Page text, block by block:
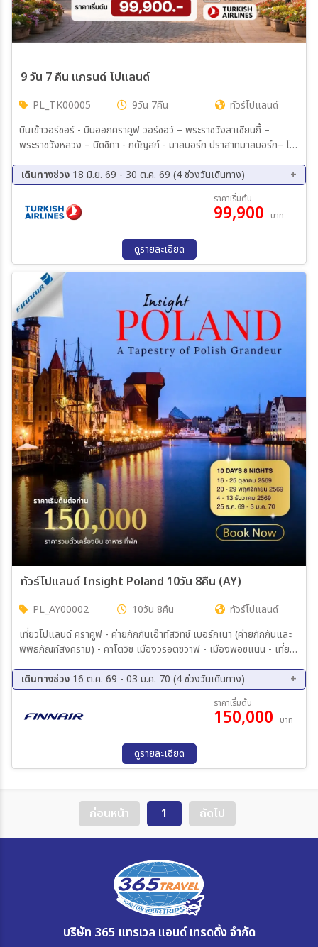
9 วัน 7 คืน แกรนด์ โปแลนด์
PL_TK00005 9วัน 7คืน
ทัวร์โปแลนด์
บินเข้าวอร์ซอร์ - บินออกคราคูฟ วอร์ซอว์ – พระราชวังลาเซียนกี้ –
พระราชวังหลวง – นิดซิกา - กดัญสก์ - มาลบอร์ก ปราสาทมาลบอร์ก– โท
เหมืองเกลือวิลลิกซ์กา - ค่ายกักกันเอาสช์วิตช์
เดินทางช่วง 18 มิ.ย. 69 - 30 ต.ค. 69 (4 ช่วงวันเดินทาง)
17 ก.ย. 69 - 25 ก.ย. 69
15 ต.ค. 69 - 23 ต.ค. 69
22 ต.ค. 69 - 30 ต.ค. 69
ราคาเริ่มต้น
99,900 บาท
ดูรายละเอียด
ทัวร์โปแลนด์ Insight Poland 10วัน 8คืน (AY)
PL_AY00002 10วัน 8คืน
ทัวร์โปแลนด์
เที่ยวโปแลนด์ คราคูฟ - ค่ายกักกันเอ๊าท์สวิทช์ เบอร์กเนา (ค่ายกักกันและ
พิพิธภัณฑ์สงคราม) - คาโตวิช เมืองวรอตซวาฟ - เมืองพอซแนน - เที่ยว
วอร์ซอ – เที่ยวชมพระราชวังหลวง (Royal Castle) เที่ยวเมืองเก่า
วอร์ซอ - พระราชวังเกาะกลางน้ำลาเซียนสกี้
เดินทางช่วง 16 ต.ค. 69 - 03 ม.ค. 70 (4 ช่วงวันเดินทาง)
20 พ.ย. 69 - 29 พ.ย. 69
04 ธ.ค. 69 - 13 ธ.ค. 69
25 ธ.ค. 69 - 03 ม.ค. 70
ราคาเริ่มต้น
150,000 บาท
ดูรายละเอียด
ก่อนหน้า 1 ถัดไป
บริษัท 365 แทรเวล แอนด์ เทรดดิ้ง จำกัด